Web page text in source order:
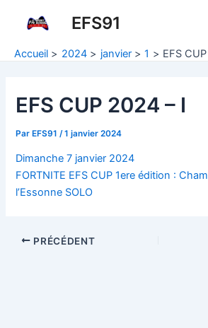
EFS91
Accueil 2024 janvier 1 EFS
EFS CUP 2024 – I
Par EFS91/1 janvier 2024
Dimanche 7 janvier 2024
FORTNITE EFS CUP 1ere édition :
l’Essonne SOLO
NavigationPRÉCÉDENT